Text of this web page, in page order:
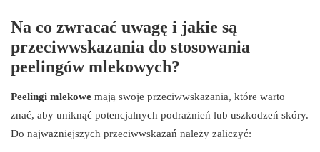
Na co zwracać uwagę i jakie są
przeciwwskazania do stosowania
peelingów mlekowych?
Peelingi mlekowe mają swoje przeciwwskazania, które warto
znać, aby uniknąć potencjalnych podrażnień lub uszkodzeń skóry.
Do najważniejszych przeciwwskazań należy zaliczyć: